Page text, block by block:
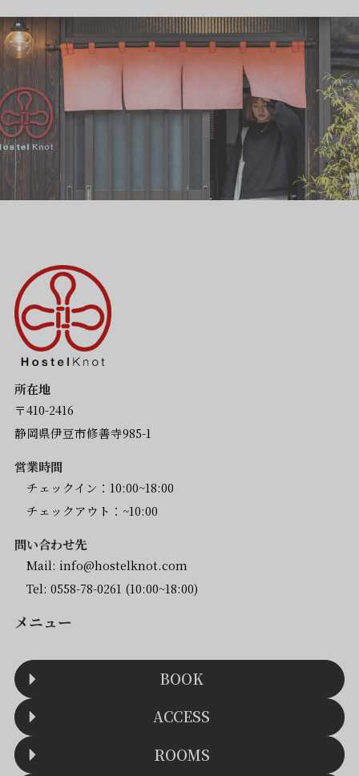
所在地
〒410-2416
静岡県伊豆市修善寺985-1
営業時間
チェックイン：10:00~18:00
チェックアウト：~10:00
問い合わせ先
Mail: info@hostelknot.com
Tel: 0558-78-0261 (10:00~18:00)
メニュー
BOOK
ACCESS
ROOMS